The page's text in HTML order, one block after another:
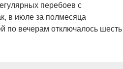
перебоев с
в июле за полмесяца
по вечерам отключалось шесть